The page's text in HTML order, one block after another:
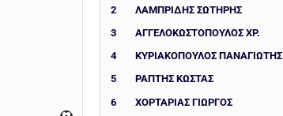
2
ΛΑΜΠΡΙΔΗΣ ΣΩΤΗΡΗΣ
3
ΑΓΓΕΛΟΚΩΣΤΟΠΟΥΛΟΣ ΧΡ.
4
ΚΥΡΙΑΚΟΠΟΥΛΟΣ ΠΑΝΑΓΙΩΤΗΣ
5
ΡΑΠΤΗΣ ΚΩΣΤΑΣ
6
ΧΟΡΤΑΡΙΆΣ ΓΙΏΡΓΟΣ